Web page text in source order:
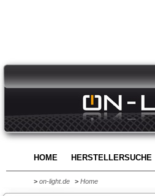
HOME HERSTELLERSUCHE
> on-light.de > Home